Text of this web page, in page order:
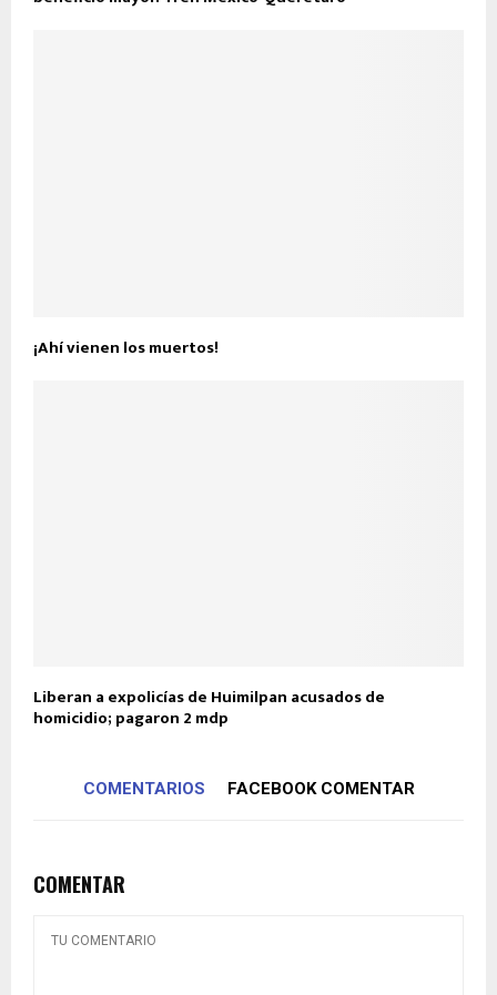
¡Ahí vienen los muertos!
Liberan a expolicías de Huimilpan acusados de
homicidio; pagaron 2 mdp
COMENTARIOS FACEBOOK COMENTAR
COMENTAR